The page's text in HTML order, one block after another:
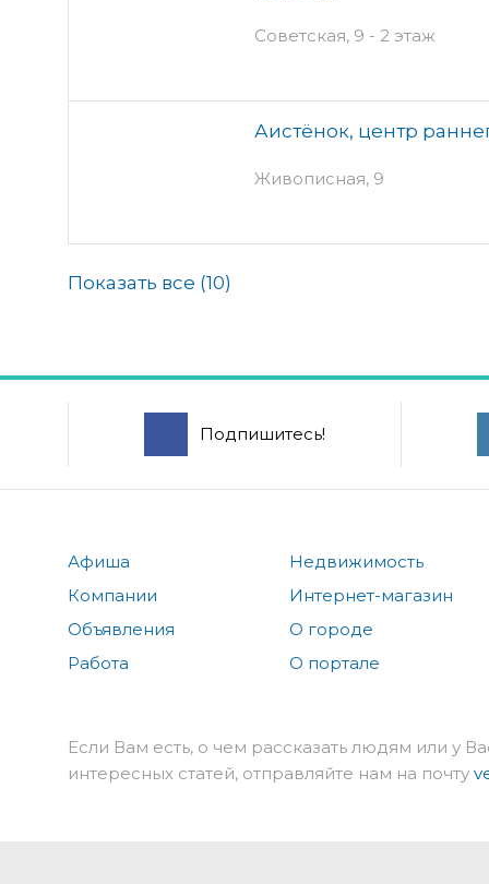
Советская, 9 - 2 этаж
Аистёнок, центр
Живописная, 9
Показать все (10)
Подпишитесь!
Афиша
Компании
Объявления
Работа
Недвижимость
Интернет-магазин
О городе
О портале
Если Вам есть, о чем рассказать людям или у
интересных статей, отправляйте нам на почту